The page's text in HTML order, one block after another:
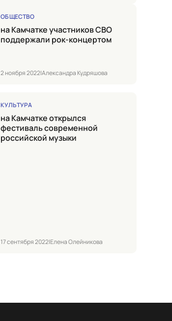
ОБЩЕСТВО
на Камчатке участников СВО
поддержали рок-концертом
2 ноября 2022|Александра Кудряшова
КУЛЬТУРА
на Камчатке открылся
фестиваль современной
российской музыки
17 сентября 2022|Елена Олейникова